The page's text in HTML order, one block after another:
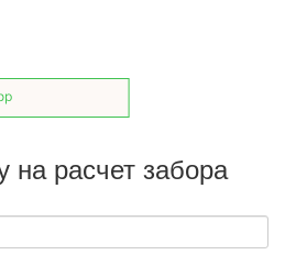
на расчет забора